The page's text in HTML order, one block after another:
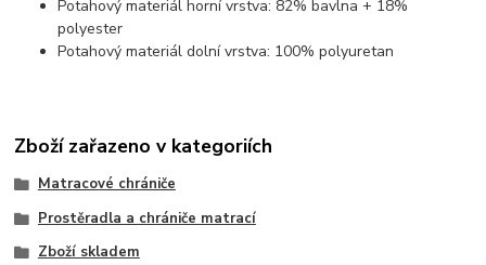
Potahový materiál horní vrstva: 82% bavlna + 18%
polyester
Potahový materiál dolní vrstva: 100% polyuretan
Zboží zařazeno v kategoriích
Matracové chrániče
Prostěradla a chrániče matrací
Zboží skladem